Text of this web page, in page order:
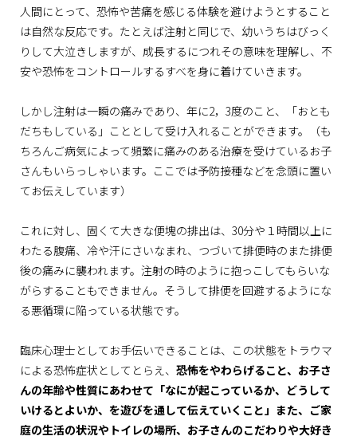
人間にとって、恐怖や苦痛を感じる体験を避けようとすること
は自然な反応です。たとえば注射と同じで、幼いうちはびっく
りして大泣きしますが、成長するにつれその意味を理解し、不
安や恐怖をコントロールするすべを身に着けていきます。
しかし注射は一瞬の痛みであり、年に2，3度のこと、「おとも
だちもしている」こととして受け入れることができます。（も
ちろんご病気によって頻繁に痛みのある治療を受けているお子
さんもいらっしゃいます。ここでは予防接種などを念頭に置い
てお伝えしています）
これに対し、固くて大きな便塊の排出は、30分や１時間以上に
わたる腹痛、冷や汗にさいなまれ、つづいて排便時のまた排便
後の痛みに襲われます。注射の時のように抱っこしてもらいな
がらすることもできません。そうして排便を回避するようにな
る悪循環に陥っている状態です。
臨床心理士としてお手伝いできることは、この状態をトラウマ
による恐怖症状としてとらえ、 恐怖をやわらげること、お子さ
んの年齢や性質にあわせて「なにが起こっているか、どうして
いけるとよいか、を遊びを通して伝えていくこと」また、ご家
庭の生活の状況やトイレの場所、お子さんのこだわりや大好き